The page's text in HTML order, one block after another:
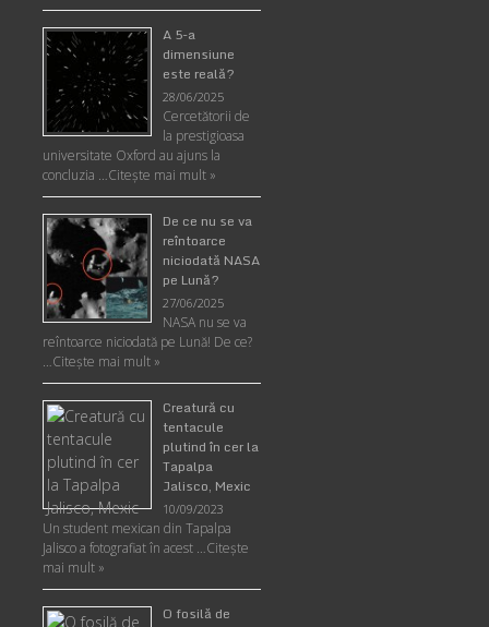
A 5-a
dimensiune
este reală?
28/06/2025
Cercetătorii de
la prestigioasa
universitate Oxford au ajuns la
concluzia …Citește mai mult »
De ce nu se va
reîntoarce
niciodată NASA
pe Lună?
27/06/2025
NASA nu se va
reîntoarce niciodată pe Lună! De ce?
…Citește mai mult »
Creatură cu
tentacule
plutind în cer la
Tapalpa
Jalisco, Mexic
10/09/2023
Un student mexican din Tapalpa
Jalisco a fotografiat în acest …Citește
mai mult »
O fosilă de